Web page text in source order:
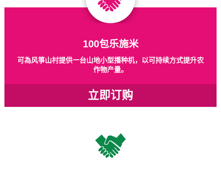
100包乐施米
可為风箏山村提供一台山地小型播种机，以可持续方式提升农
作物产量。
立即订购